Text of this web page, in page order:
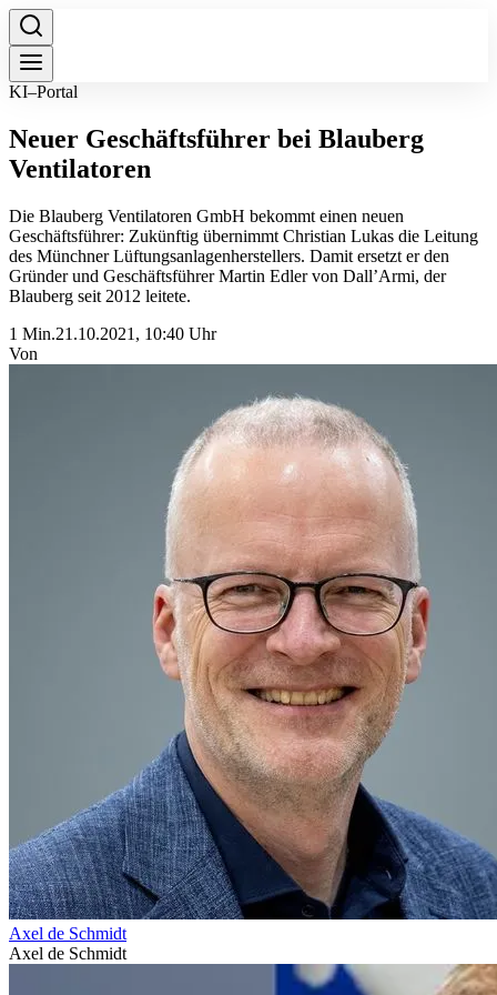
KI–Portal
Neuer Geschäftsführer bei Blauberg
Ventilatoren
Die Blauberg Ventilatoren GmbH bekommt einen neuen
Geschäftsführer: Zukünftig übernimmt Christian Lukas die Leitung
des Münchner Lüftungsanlagenherstellers. Damit ersetzt er den
Gründer und Geschäftsführer Martin Edler von Dall’Armi, der
Blauberg seit 2012 leitete.
1 Min.21.10.2021, 10:40 Uhr
Von
Axel de Schmidt
Axel de Schmidt